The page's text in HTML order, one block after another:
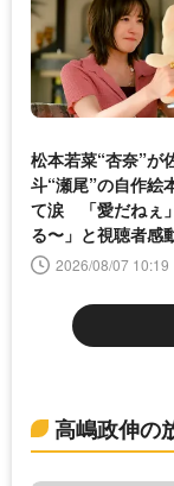
松本若菜“杏奈”が
斗“瀬尾”の自作絵
て涙 「愛だねぇ
る〜」と視聴者感
きは無敵＞
2026/08/07 10:19
高嶋政伸の